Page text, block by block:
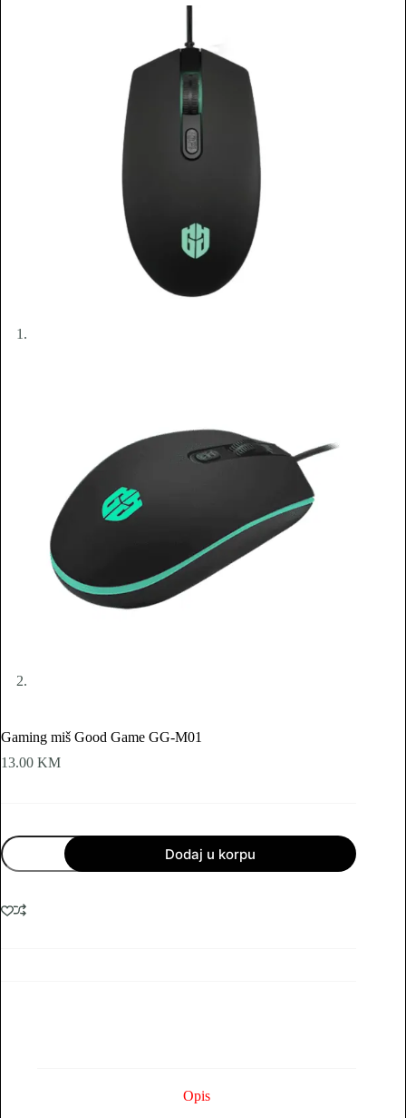
Gaming miš Good Game GG-M01
13.00 KM
Gaming
miš
Good
GG-
M01
Dodaj u korpu
Opis